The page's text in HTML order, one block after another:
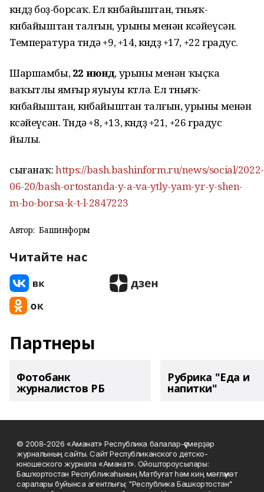
көндөҙ боҙ-борсаҡ. Ел көнбайыштан, төньяҡ-
көнбайыштан талғын, урыны менән көсәйеүсән.
Температура төндә +9, +14, көндөҙ +17, +22 градус.
Шаршамбы,22 июндә, урыны менән ҡыҫҡа
ваҡытлы ямғыр яуыуы көтөлә. Ел төньяҡ-
көнбайыштан, көнбайыштан талғын, урыны менән
көсәйеүсән. Төндә +8, +13, көндөҙ +21, +26 градус
йылы.
сығанаҡ:https://bash.bashinform.ru/news/social/2022-
06-20/bash-ortostanda-y-a-va-ytly-yam-yr-y-shen-
m-bo-borsa-k-t-l-2847223
Автор: Башинформ
Читайте нас
Партнеры
Фотобанк
журналистов РБ
Рубрика "Еда и
напитки"
© 2008-2026 «Аманат» Республика балалар-үҫмерҙәр
журналының сайты. Сайт Республиканского детско-
юношеского журнала «Аманат». Ойоштороусылары:
Башҡортостан Республикаһының Матбуғат һәм киң мәғлүмәт
саралары буйынса агентлығы; "Республика Башкортостан"